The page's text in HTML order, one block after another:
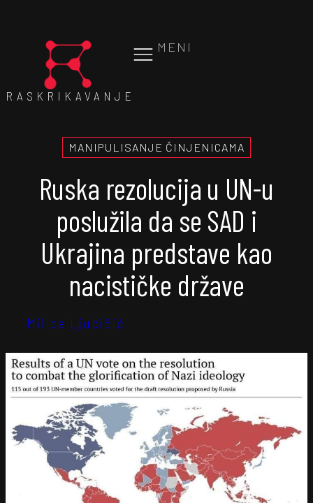
MENI
RASKRIKAVANJE
MANIPULISANJE ČINJENICAMA
Ruska rezolucija u UN-u
poslužila da se SAD i
Ukrajina predstave kao
nacističke države
Milica Ljubičić